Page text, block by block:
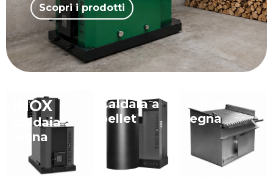
Scopri i prodotti
INOX
Caldaia a
legna
Caldaia a
pellet
Grill a
legna